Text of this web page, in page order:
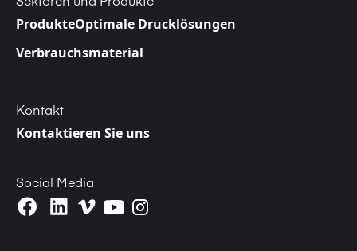
ProdukteOptimale Drucklösungen
Verbrauchsmaterial
Kontakt
Kontaktieren Sie uns
Social Media